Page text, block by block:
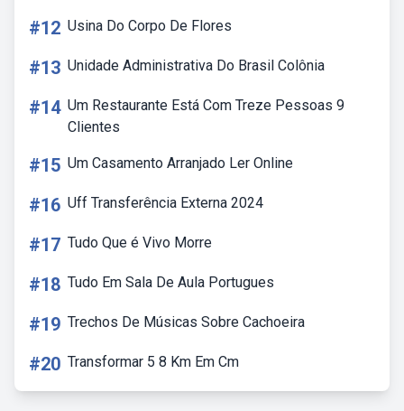
#12 Usina Do Corpo De Flores
#13 Unidade Administrativa Do Brasil Colônia
#14 Um Restaurante Está Com Treze Pessoas 9
Clientes
#15 Um Casamento Arranjado Ler Online
#16 Uff Transferência Externa 2024
#17 Tudo Que é Vivo Morre
#18 Tudo Em Sala De Aula Portugues
#19 Trechos De Músicas Sobre Cachoeira
#20 Transformar 5 8 Km Em Cm